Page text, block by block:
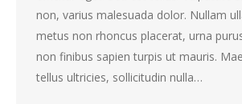
non, varius malesuada dolor. Nullam
metus non rhoncus placerat, urna
non finibus sapien turpis ut mauris.
tellus ultricies, sollicitudin nulla…